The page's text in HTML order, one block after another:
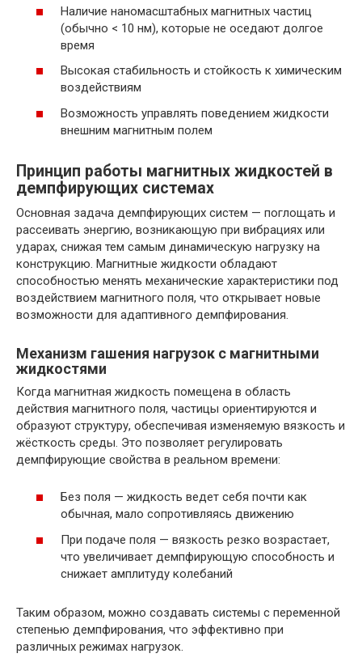
Наличие наномасштабных магнитных частиц
(обычно < 10 нм), которые не оседают долгое
время
Высокая стабильность и стойкость к химическим
воздействиям
Возможность управлять поведением жидкости
внешним магнитным полем
Принцип работы магнитных жидкостей в
демпфирующих системах
Основная задача демпфирующих систем — поглощать и
рассеивать энергию, возникающую при вибрациях или
ударах, снижая тем самым динамическую нагрузку на
конструкцию. Магнитные жидкости обладают
способностью менять механические характеристики под
воздействием магнитного поля, что открывает новые
возможности для адаптивного демпфирования.
Механизм гашения нагрузок с магнитными
жидкостями
Когда магнитная жидкость помещена в область
действия магнитного поля, частицы ориентируются и
образуют структуру, обеспечивая изменяемую вязкость и
жёсткость среды. Это позволяет регулировать
демпфирующие свойства в реальном времени:
Без поля — жидкость ведет себя почти как
обычная, мало сопротивляясь движению
При подаче поля — вязкость резко возрастает,
что увеличивает демпфирующую способность и
снижает амплитуду колебаний
Таким образом, можно создавать системы с переменной
степенью демпфирования, что эффективно при
различных режимах нагрузок.